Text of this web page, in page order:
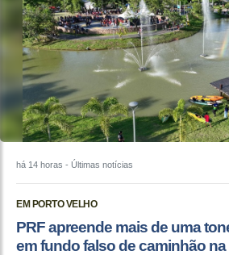
há 14 horas - Últimas notícias
EM PORTO VELHO
PRF apreende mais de uma
em fundo falso de caminhão na